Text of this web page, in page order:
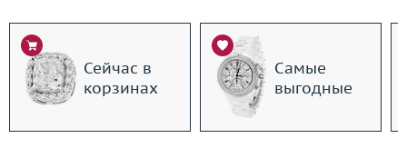
Сейчас в
корзинах
Самые
выгодные